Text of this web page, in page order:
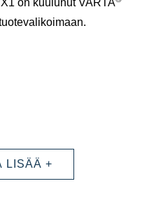
on kuulunut VARTA
LISÄÄ +